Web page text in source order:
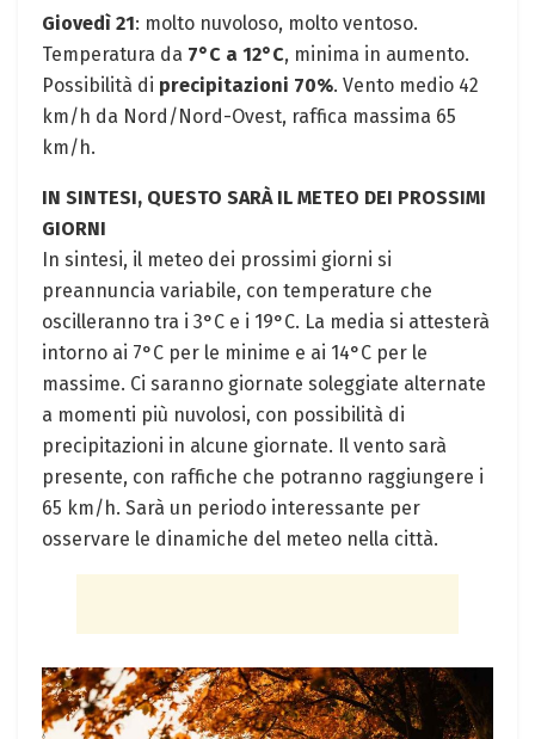
Giovedì 21: molto nuvoloso, molto ventoso.
Temperatura da 7°C ⁢a 12°C, minima⁤ in‌ aumento.
Possibilità di precipitazioni 70%. Vento medio 42 ​
km/h da Nord/Nord-Ovest, raffica massima 65
km/h.
IN SINTESI, QUESTO SARÀ IL METEO DEI PROSSIMI
GIORNI
In sintesi, ​il meteo dei prossimi giorni si
preannuncia variabile, con ​temperature‌ che
oscilleranno tra i 3°C e ​i 19°C. La​ media si attesterà
intorno ai 7°C per le minime e ai 14°C per le⁢
massime. Ci saranno giornate soleggiate alternate
a ⁣momenti più nuvolosi, con ⁤possibilità di
precipitazioni in alcune giornate. Il vento sarà
presente, con​ raffiche che potranno raggiungere ⁤i
65 km/h. Sarà un periodo interessante per
osservare le dinamiche⁤ del meteo nella città.